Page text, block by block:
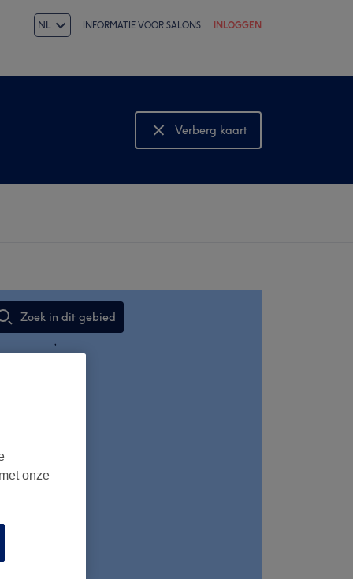
NL INFORMATIE VOOR SALONS INLOGGEN
Verberg kaart
Bekijk kaart
Zoek in dit gebied
,
onze